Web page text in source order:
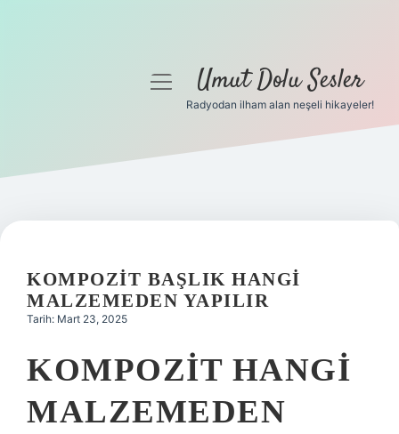
Gizlilik Politikası
Yasal Uyarı
menüyüUmut Dolu Sesler
Radyodan ilham alan neşeli hikayeler!
KOMPOZIT BAŞLIK HANGI
MALZEMEDEN YAPILIR
Tarih: Mart 23, 2025
KOMPOZIT HANGI
MALZEMEDEN